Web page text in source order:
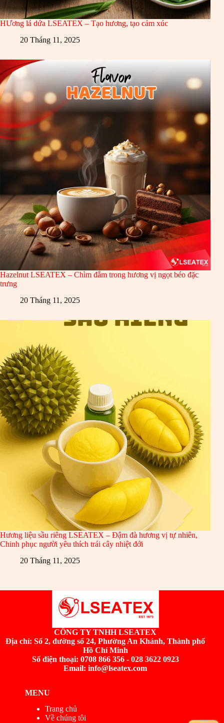
HƯơng lá dứa LSEATEX – Tạo hương, tạo cảm xúc
20 Tháng 11, 2025
Hazelnut LSEATEX – Chìm đắm trong hương vị ngọt béo đặc
trưng
20 Tháng 11, 2025
Hương liệu sầu riêng LSEATEX – Đậm đà hương vị tự nhiên,
Chinh phục người yêu thích trái cây nhiệt đới
20 Tháng 11, 2025
CÔNG TY TNHH LSEATEX
Địa chỉ: Số 2, đường số 24, Phường An Khánh, Thành phố
Hồ Chí Minh
Số điện thoại: 0708 866 356 - 028 3622 0923
Email: info@lseatex.com
MENU
Trang chủ
Về chúng tôi